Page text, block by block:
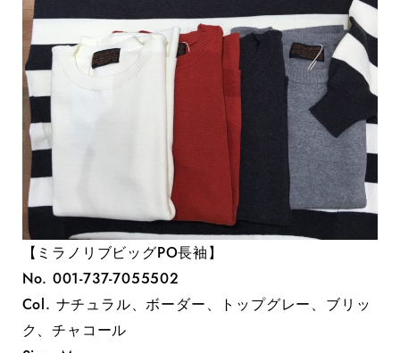
【ミラノリブビッグPO長袖】
No. 001-737-7055502
Col. ナチュラル、ボーダー、トップグレー、ブリッ
ク、チャコール